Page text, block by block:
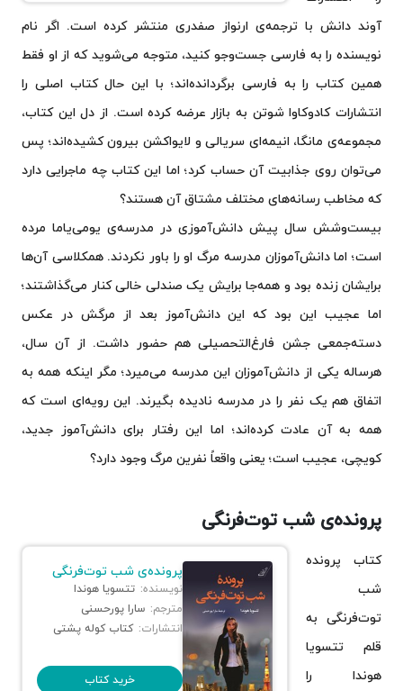
آوند دانش با ترجمه‌ی ارنواز صفدری منتشر کرده است. اگر نام
نویسنده را به فارسی جست‌وجو کنید، متوجه می‌شوید که از او فقط
همین کتاب را به فارسی برگردانده‌اند؛ با این حال کتاب اصلی را
انتشارات کادوکاوا شوتن به بازار عرضه کرده است. از دل این کتاب،
مجموعه‌ی مانگا، انیمه‌ای سریالی و لایواکشن بیرون کشیده‌اند؛ پس
می‌توان روی جذابیت آن حساب کرد؛ اما این کتاب چه ماجرایی دارد
که مخاطب رسانه‌های مختلف مشتاق آن هستند؟
بیست‌وشش سال پیش دانش‌آموزی در مدرسه‌ی یومی‌یاما مرده
است؛ اما دانش‌آموزان مدرسه مرگ او را باور نکردند. همکلاسی آن‌ها
برایشان زنده بود و همه‌جا برایش یک صندلی خالی کنار می‌گذاشتند؛
اما عجیب این بود که این دانش‌آموز بعد از مرگش در عکس
دسته‌جمعی جشن فارغ‌التحصیلی هم حضور داشت. از آن سال،
هرساله یکی از دانش‌آموزان این مدرسه می‌میرد؛ مگر اینکه همه به
اتفاق هم یک نفر را در مدرسه نادیده بگیرند. این رویه‌ای است که
همه به آن عادت کرده‌اند؛ اما این رفتار برای دانش‌آموز جدید،
کویچی، عجیب است؛ یعنی واقعاً نفرین مرگ وجود دارد؟
پرونده‌ی شب توت‌فرنگی
پرونده‌ی شب توت‌فرنگی
نویسنده: تتسویا هوندا
مترجم: سارا پورحسنی
انتشارات: کتاب کوله پشتی
خرید کتاب
کتاب پرونده
شب
توت‌فرنگی به
قلم تتسویا
هوندا را